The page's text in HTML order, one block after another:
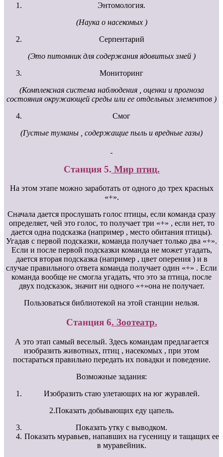
Энтомология.
(Наука о насекомых )
Серпентарий
(Это питомник для содержания ядовитых змей )
Мониторинг
(Комплексная система наблюдения , оценки и прогноза
состояния окружающей среды или ее отдельных элементов )
Смог
(Густые туманы , содержащие пыль и вредные газы)
Станция 5. Мир птиц.
На этом этапе можно заработать от одного до трех красных
«+».
Сначала дается прослушать голос птицы, если команда сразу
определяет, чей это голос, то получает три «+» , если нет, то
дается одна подсказка (например , место обитания птицы).
Угадав с первой подсказки, команда получает только два «+».
Если и после первой подсказки команда не может угадать,
дается вторая подсказка (например , цвет оперения ) и в
случае правильного ответа команда получает один «+» . Если
команда вообще не смогла угадать, что это за птица, после
двух подсказок, значит ни одного «+»она не получает.
Пользоваться библиотекой на этой станции нельзя.
Станция 6. Зоотеатр.
А это этап самый веселый. Здесь командам предлагается
изобразить животных, птиц , насекомых , при этом
постараться правильно передать их повадки и поведение.
Возможные задания:
Изобразить стаю улетающих на юг журавлей.
2.Показать добывающих еду цапель.
Показать утку с выводком.
Показать муравьев, напавших на гусеницу и тащащих ее
в муравейник.